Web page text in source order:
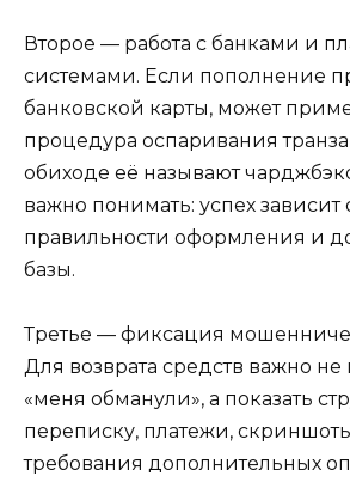
Второе — работа с банками и
системами. Если пополнение
банковской карты, может
процедура оспаривания
обиходе её называют
важно понимать: успех зависит
правильности оформления и
базы.
Третье — фиксация
Для возврата средств важно не
«меня обманули», а показать
переписку, платежи,
требования дополнительных